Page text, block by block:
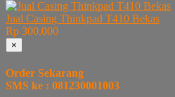
Jual Casing Thinkpad T410 Bekas
Rp 300.000
×
Order Sekarang
SMS ke : 081230001003